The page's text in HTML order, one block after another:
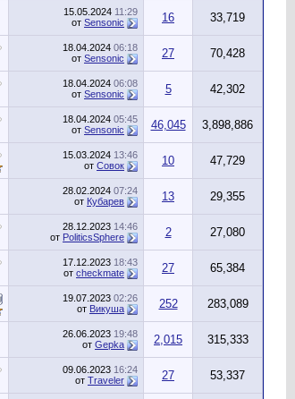
15.05.2024 11:29
от Sensonic 16 33,719
18.04.2024 06:18
от Sensonic 27 70,428
18.04.2024 06:08
от Sensonic 5 42,302
18.04.2024 05:45
от Sensonic 46,045 3,898,886
15.03.2024 13:46
от Совок 10 47,729
28.02.2024 07:24
от Кубарев 13 29,355
28.12.2023 14:46
от PoliticsSphere 2 27,080
17.12.2023 18:43
от checkmate 27 65,384
19.07.2023 02:26
от Викуша 252 283,089
26.06.2023 19:48
от Gepka 2,015 315,333
09.06.2023 16:24
от Traveler 27 53,337